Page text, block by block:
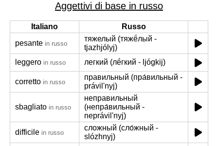
Aggettivi di base in russo
Italiano
Russo
pesante in russo
тяжелый (тяжё́лый -
tjazhjólyj)
leggero in russo легкий (лё́гкий - ljógkij)
corretto in russo
правильный (пра́вильный -
právil'nyj)
sbagliato in russo
неправильный
(непра́вильный -
neprávil'nyj)
difficile in russo
сложный (сло́жный -
slózhnyj)